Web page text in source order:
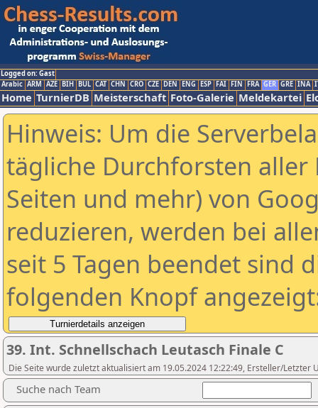
Logged on: Gast
Arabic ARM AZE BIH BUL CAT CHN CRO CZE DEN ENG ESP FAI FIN FRA GER GRE INA
Home TurnierDB Meisterschaft Foto-Galerie Meldekartei
Hinweis: Um die
tägliche Durchforsten aller
Seiten und mehr) von
reduzieren, werden bei
seit 5 Tagen beendet sind
folgenden Knopf
39. Int. Schnellschach Leutasch Finale C
Die Seite wurde zuletzt aktualisiert am 19.05.2024 12:22:49, Ersteller/Letzter
Suche nach Team